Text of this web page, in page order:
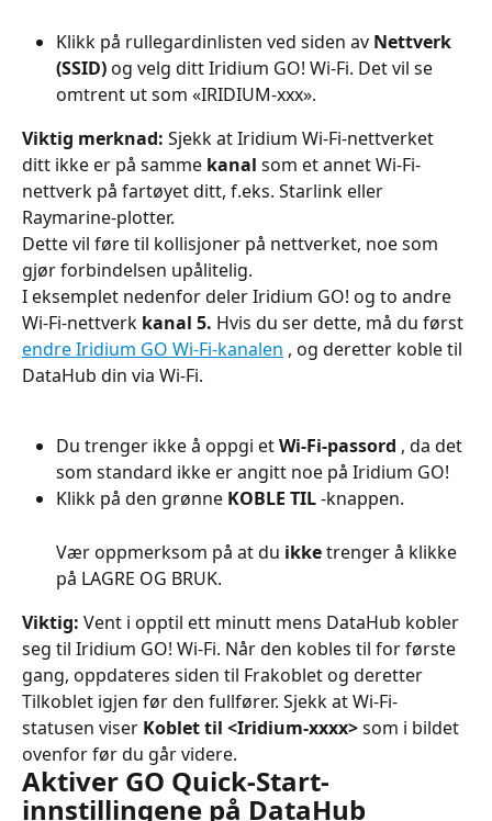
Klikk på rullegardinlisten ved siden av Nettverk
(SSID) og velg ditt Iridium GO! Wi-Fi. Det vil se
omtrent ut som «IRIDIUM-xxx».
Viktig merknad: Sjekk at Iridium Wi-Fi-nettverket
ditt ikke er på samme kanal som et annet Wi-Fi-
nettverk på fartøyet ditt, f.eks. Starlink eller
Raymarine-plotter.
Dette vil føre til kollisjoner på nettverket, noe som
gjør forbindelsen upålitelig.
I eksemplet nedenfor deler Iridium GO! og to andre
Wi-Fi-nettverk kanal 5. Hvis du ser dette, må du først
endre Iridium GO Wi-Fi-kanalen , og deretter koble til
DataHub din via Wi-Fi.
Du trenger ikke å oppgi et Wi-Fi-passord , da det
som standard ikke er angitt noe på Iridium GO!
Klikk på den grønne KOBLE TIL -knappen.
Vær oppmerksom på at du ikke trenger å klikke
på LAGRE OG BRUK.
Viktig: Vent i opptil ett minutt mens DataHub kobler
seg til Iridium GO! Wi-Fi. Når den kobles til for første
gang, oppdateres siden til Frakoblet og deretter
Tilkoblet igjen før den fullfører. Sjekk at Wi-Fi-
statusen viser Koblet til <Iridium-xxxx> som i bildet
ovenfor før du går videre.
Aktiver GO Quick-Start-
innstillingene på DataHub